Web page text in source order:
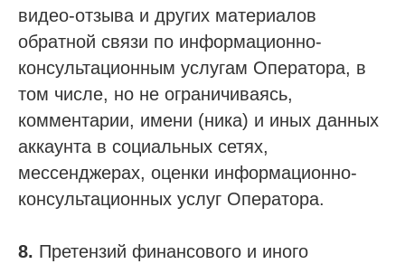
видео-отзыва и других материалов
обратной связи по информационно-
консультационным услугам Оператора, в
том числе, но не ограничиваясь,
комментарии, имени (ника) и иных данных
аккаунта в социальных сетях,
мессенджерах, оценки информационно-
консультационных услуг Оператора.
8. Претензий финансового и иного